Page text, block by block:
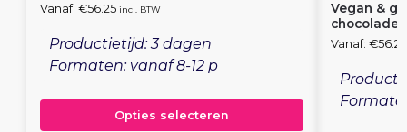
Vanaf: €56.25 incl. BTW
Productietijd: 3 dagen
Formaten: vanaf 8-12 p
Opties selecteren
Vegan &
chocolade
Vanaf: €56.25